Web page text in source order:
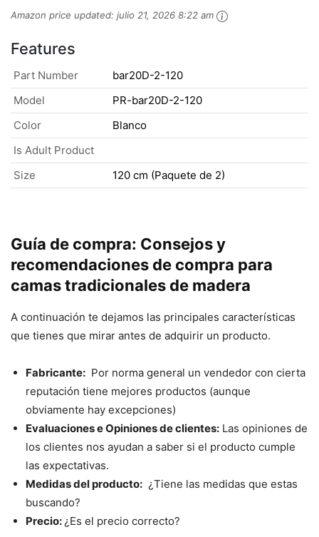
Amazon price updated: julio 21, 2026 8:22 am
Features
Part Number
bar20D-2-120
Model
PR-bar20D-2-120
Color
Blanco
Is Adult Product
Size
120 cm (Paquete de 2)
Guía de compra: Consejos y
recomendaciones de compra para
camas tradicionales de madera
A continuación te dejamos las principales características
que tienes que mirar antes de adquirir un producto.
Fabricante: Por norma general un vendedor con cierta
reputación tiene mejores productos (aunque
obviamente hay excepciones)
Evaluaciones e Opiniones de clientes: Las opiniones de
los clientes nos ayudan a saber si el producto cumple
las expectativas.
Medidas del producto: ¿Tiene las medidas que estas
buscando?
Precio:¿Es el precio correcto?